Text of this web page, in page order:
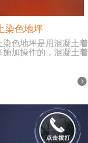
染色地坪
染色地坪是用混凝土着
施加操作的，混凝土着